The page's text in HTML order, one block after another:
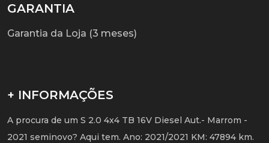
GARANTIA
Garantia da Loja (3 meses)
+ INFORMAÇÕES
A procura de um S 2.0 4x4 TB 16V Diesel Aut.- Marrom -
2021 seminovo? Aqui tem. Ano: 2021/2021 KM: 47894 km.